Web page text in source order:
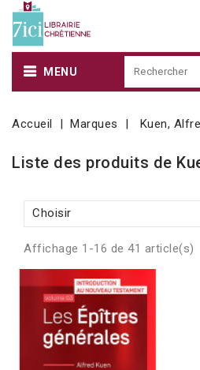
MENU
Accueil Marques Kuen,
Liste des produits de
Choisir
Affichage 1-16 de 41 article(s)